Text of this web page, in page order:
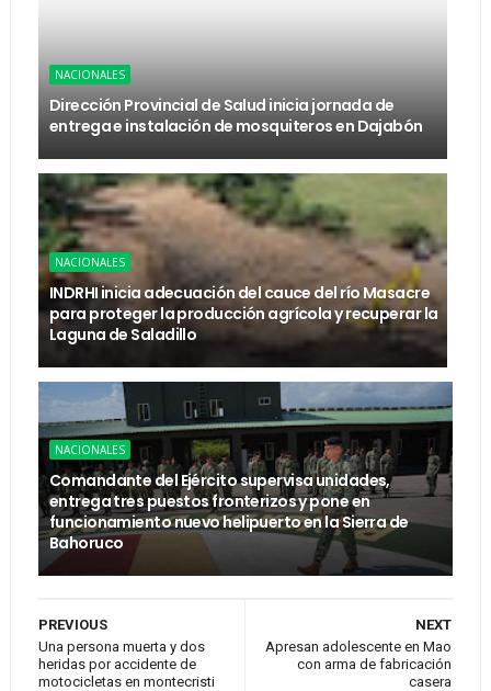
NACIONALES
Dirección Provincial de Salud inicia jornada de
entrega e instalación de mosquiteros en Dajabón
NACIONALES
INDRHI inicia adecuación del cauce del río Masacre
para proteger la producción agrícola y recuperar la
Laguna de Saladillo
NACIONALES
Comandante del Ejército supervisa unidades,
entrega tres puestos fronterizos y pone en
funcionamiento nuevo helipuerto en la Sierra de
Bahoruco
NEXT
Apresan adolescente en Mao
con arma de fabricación
casera
PREVIOUS
Una persona muerta y dos
heridas por accidente de
motocicletas en montecristi